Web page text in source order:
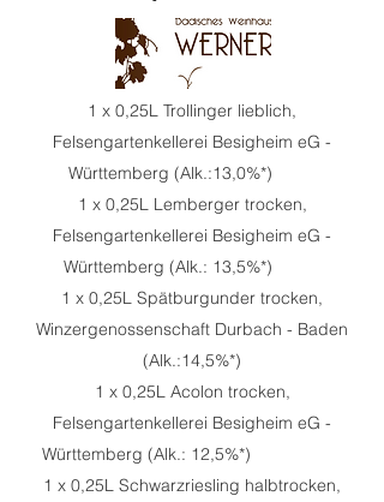
1 x 0,25L Trollinger lieblich,
Felsengartenkellerei Besigheim eG -
Württemberg (Alk.:13,0%*)
1 x 0,25L Lemberger trocken,
Felsengartenkellerei Besigheim eG -
Württemberg (Alk.: 13,5%*)
1 x 0,25L Spätburgunder trocken,
Winzergenossenschaft Durbach - Baden
(Alk.:14,5%*)
1 x 0,25L Acolon trocken,
Felsengartenkellerei Besigheim eG -
Württemberg (Alk.: 12,5%*)
1 x 0,25L Schwarzriesling halbtrocken,